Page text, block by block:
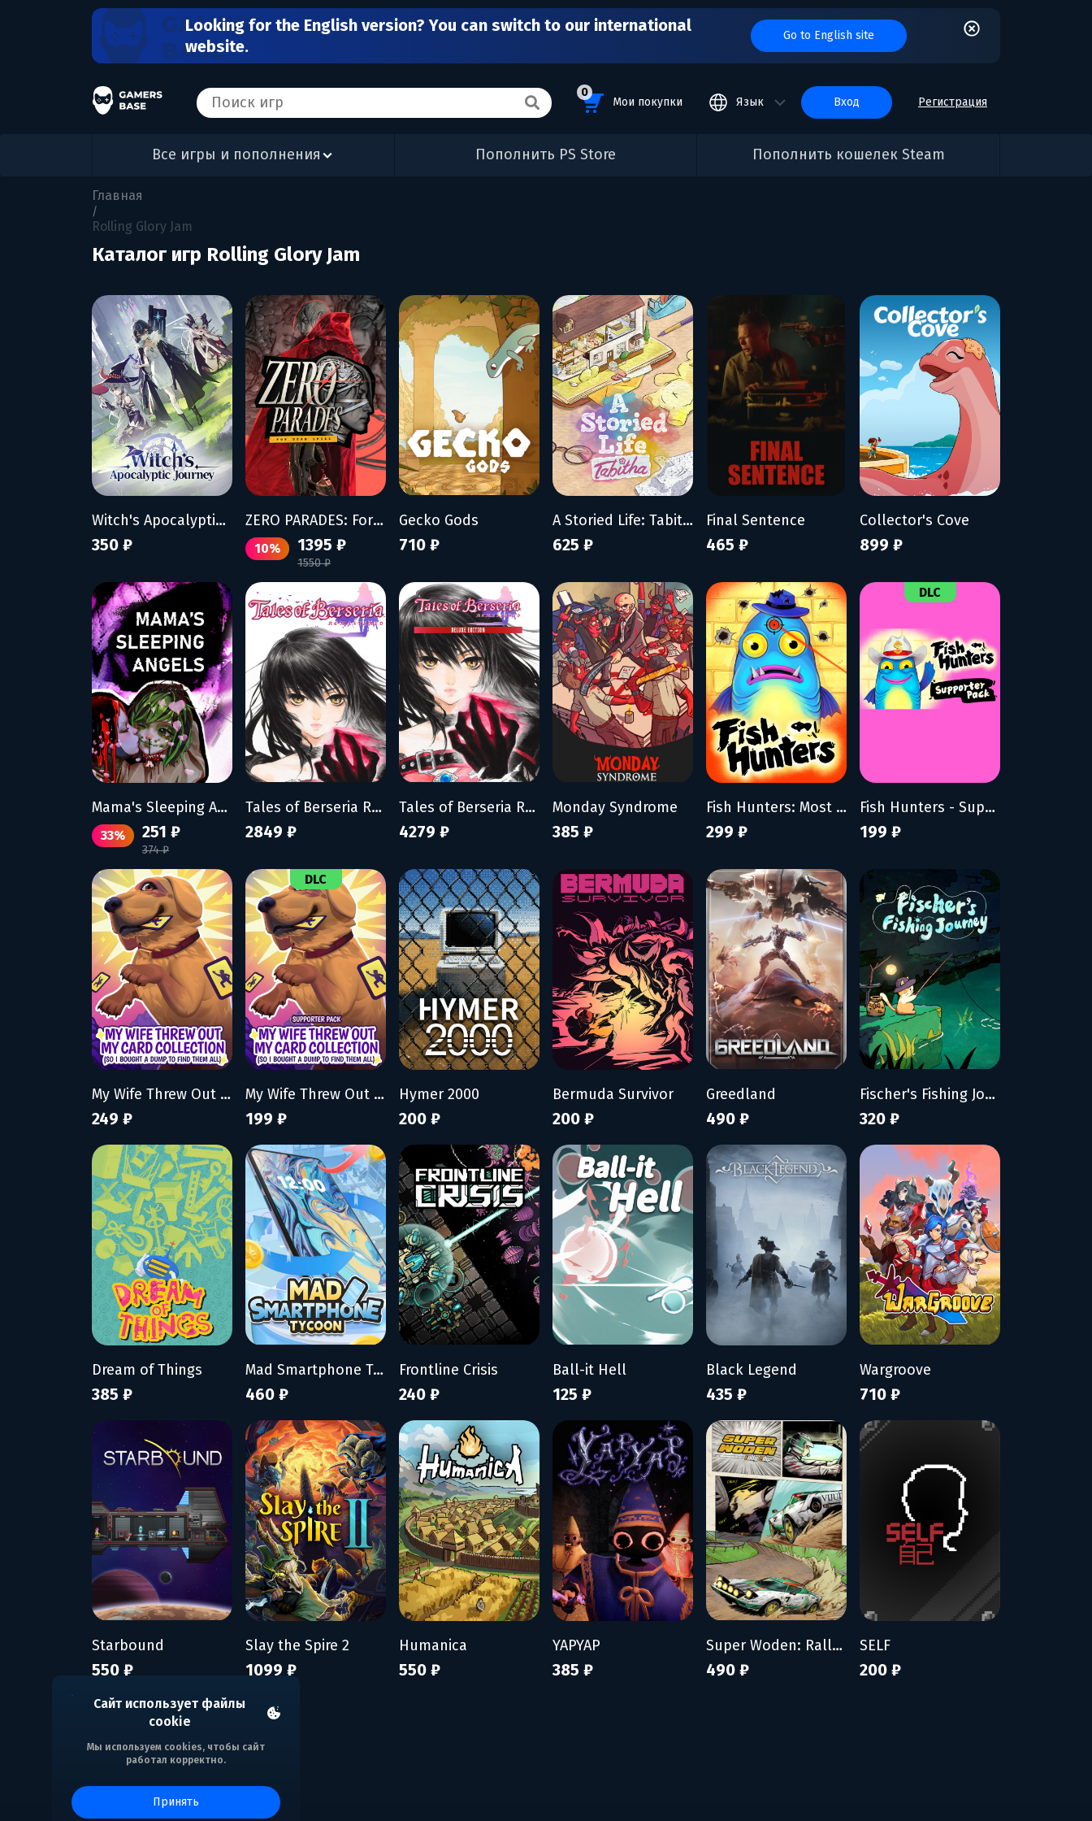
Looking for the English version? You can switch to our international
website.
Go to English site
0
Мои покупки Язык вход Регистрация
Все игры и пополнения Пополнить PS Store Пополнить кошелек Steam
Сайт использует файлы
cookie
Мы используем cookies, чтобы сайт
работал корректно.
принять
Главная
/
Rolling Glory Jam
Каталог игр Rolling Glory Jam
Witch's Apocalyptic Journey
350 ₽
ZERO PARADES: For Dead Spies
10% 1395 ₽
1550 ₽
Gecko Gods
710 ₽
A Storied Life: Tabitha
625 ₽
Final Sentence
465 ₽
Collector's Cove
899 ₽
Mama's Sleeping Angels
33% 251 ₽
374 ₽
Tales of Berseria Remastered
2849 ₽
Tales of Berseria Remastered: Deluxe Edition
4279 ₽
Monday Syndrome
385 ₽
Fish Hunters: Most Lethal Fishing Simulator
299 ₽
DLC
Fish Hunters - Supporter Pack
199 ₽
My Wife Threw Out My Card Collection (So I Bought a Dump to Find Them All)
249 ₽
DLC
My Wife Threw Out My Card Collection (So I Bought a Dump to Find Them All) - Supporter Pack
199 ₽
Hymer 2000
200 ₽
Bermuda Survivor
200 ₽
Greedland
490 ₽
Fischer's Fishing Journey
320 ₽
Dream of Things
385 ₽
Mad Smartphone Tycoon
460 ₽
Frontline Crisis
240 ₽
Ball-it Hell
125 ₽
Black Legend
435 ₽
Wargroove
710 ₽
Starbound
550 ₽
Slay the Spire 2
1099 ₽
Humanica
550 ₽
YAPYAP
385 ₽
Super Woden: Rally Edge
490 ₽
SELF
200 ₽